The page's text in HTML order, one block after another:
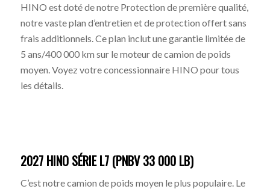
HINO est doté de notre Protection de première qualité,
notre vaste plan d’entretien et de protection offert sans
frais additionnels. Ce plan inclut une garantie limitée de
5 ans/400 000 km sur le moteur de camion de poids
moyen. Voyez votre concessionnaire HINO pour tous
les détails.
2027 HINO SÉRIE L7 (PNBV 33 000 LB)
C’est notre camion de poids moyen le plus populaire. Le